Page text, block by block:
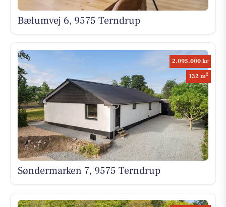
Bælumvej 6, 9575 Terndrup
2.095.000 kr
132 m2
Søndermarken 7, 9575 Terndrup